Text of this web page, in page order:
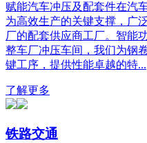
赋能汽车冲压及配套件在汽
为高效生产的关键支撑，广
厂的配套供应商工厂。智能
整车厂冲压车间，我们为钢
键工序，提供性能卓越的特...
了解更多
铁路交通